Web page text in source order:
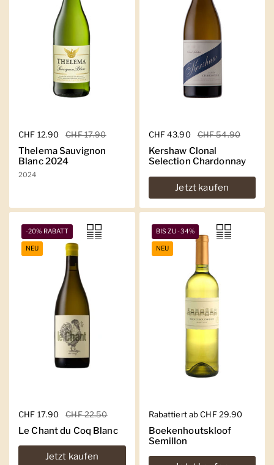
Regulärer Preis
CHF 12.90 Sale-Preis
CHF 17.90
Thelema Sauvignon
Blanc 2024
2024
Regulärer Preis
CHF 43.90 Sale-Preis
CHF 54.90
Kershaw Clonal
Selection Chardonnay
Jetzt kaufen
Regulärer Preis
CHF 17.90 Sale-Preis
CHF 22.50
Le Chant du Coq Blanc
Jetzt kaufen
-20% RABATT
NEU
Regulärer Preis
Rabattiert ab CHF 29.90
Boekenhoutskloof
Semillon
BIS ZU -34%
NEU